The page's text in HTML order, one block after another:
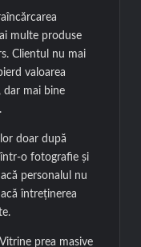
multe produse
Clientul nu mai
valoarea
dar mai bine
doar după
o fotografie și
personalul nu
întreținerea
prea masive